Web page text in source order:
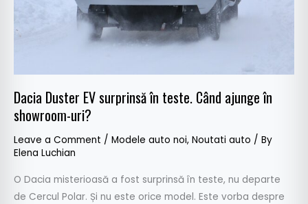
Dacia Duster EV surprinsă în teste. Când ajunge în
showroom-uri?
Leave a Comment / Modele auto noi, Noutati auto / By
Elena Luchian
O Dacia misterioasă a fost surprinsă în teste, nu departe
de Cercul Polar. Și nu este orice model. Este vorba despre
în